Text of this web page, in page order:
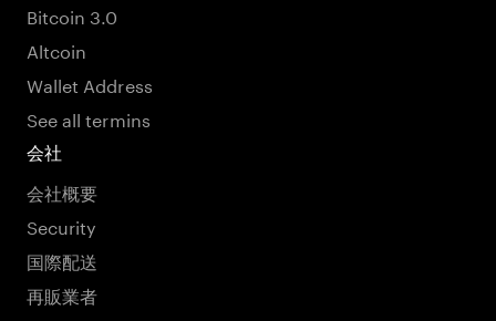
Bitcoin 3.0
Altcoin
Wallet Address
See all termins
会社
会社概要
Security
国際配送
再販業者